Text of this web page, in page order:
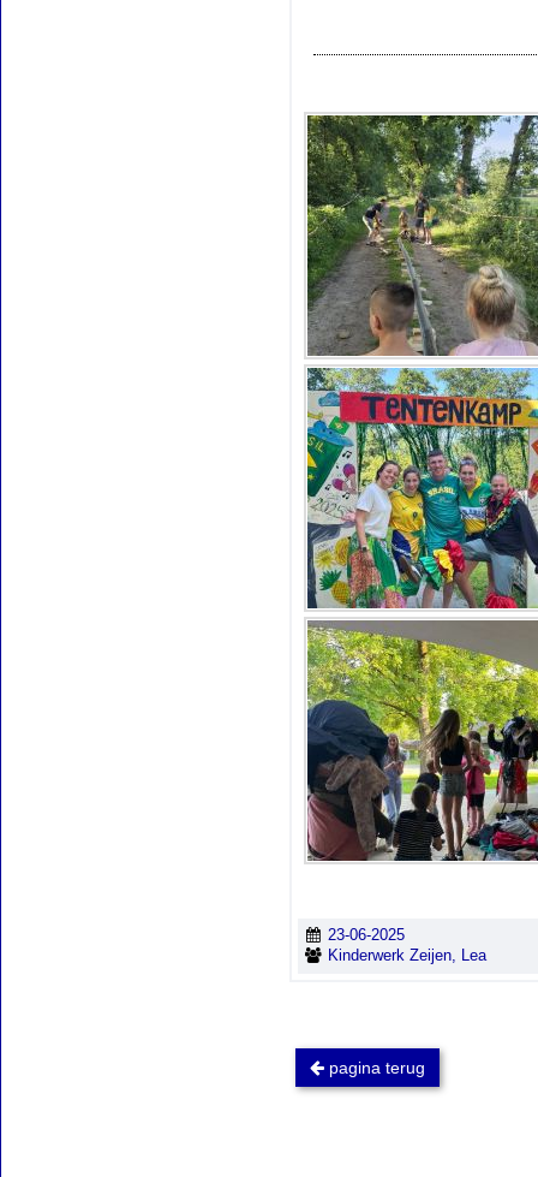
23-06-2025
Kinderwerk Zeijen, Lea
pagina terug